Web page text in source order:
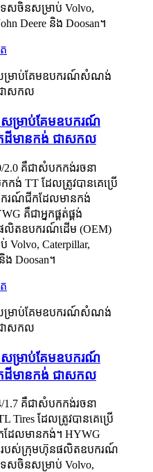
េសចិនសម្រាប់ Volvo,
Deere និង Doosan។
សម្រាប់គែមឧបករណ៍
មានកង់ ជាសកល
គឺជាសំបកកង់រចនា
កង់ TT ដែលត្រូវបានគេប្រើ
ករណ៍ជីកដែលមានកង់
គឺជាអ្នកផ្គត់ផ្គង់
តឧបករណ៍ដើម (OEM)
Volvo, Caterpillar,
ង Doosan។
សម្រាប់គែមឧបករណ៍
មានកង់ ជាសកល
គឺជាសំបកកង់រចនា
Tires ដែលត្រូវបានគេប្រើ
ដែលមានកង់។ HYWG
ង់របស់ក្រុមហ៊ុនផលិតឧបករណ៍
េសចិនសម្រាប់ Volvo,